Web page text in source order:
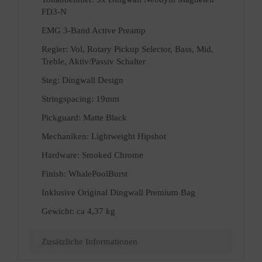
FD3-N
EMG 3-Band Active Preamp
Regler: Vol, Rotary Pickup Selector, Bass, Mid,
Treble, Aktiv/Passiv Schalter
Steg: Dingwall Design
Stringspacing: 19mm
Pickguard: Matte Black
Mechaniken: Lightweight Hipshot
Hardware: Smoked Chrome
Finish: WhalePoolBurst
Inklusive Original Dingwall Premium Bag
Gewicht: ca 4,37 kg
Zusätzliche Informationen